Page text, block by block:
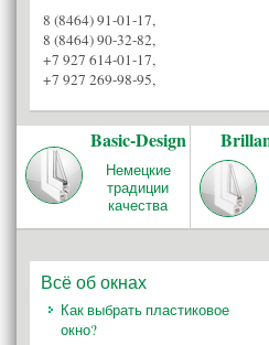
8 (8464) 91-01-17,
8 (8464) 90-32-82,
+7 927 614-01-17,
+7 927 269-98-95,
Basic-Design
Немецкие
традиции
качества
Всё об окнах
Как выбрать пластиковое
окно?